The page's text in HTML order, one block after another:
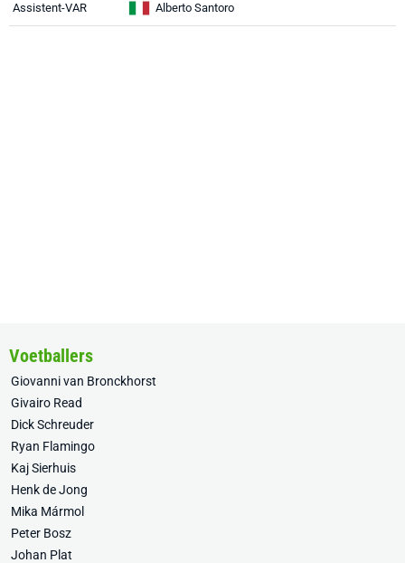
Assistent-VAR Alberto Santoro
Voetballers
Giovanni van Bronckhorst
Givairo Read
Dick Schreuder
Ryan Flamingo
Kaj Sierhuis
Henk de Jong
Mika Mármol
Peter Bosz
Johan Plat